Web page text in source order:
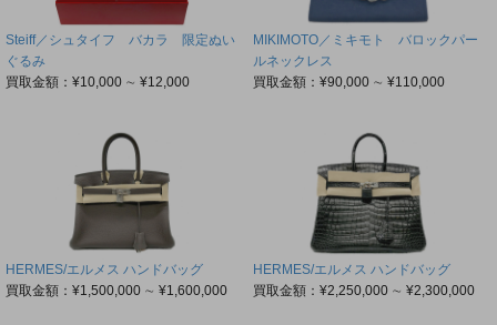
Steiff／シュタイフ バカラ 限定ぬい
ぐるみ
買取金額：¥10,000 ∼ ¥12,000
MIKIMOTO／ミキモト バロックパー
ルネックレス
買取金額：¥90,000 ∼ ¥110,000
HERMES/エルメス ハンドバッグ
買取金額：¥1,500,000 ∼ ¥1,600,000
HERMES/エルメス ハンドバッグ
買取金額：¥2,250,000 ∼ ¥2,300,000